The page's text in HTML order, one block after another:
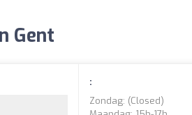
Gent
:
Zondag: (closed)